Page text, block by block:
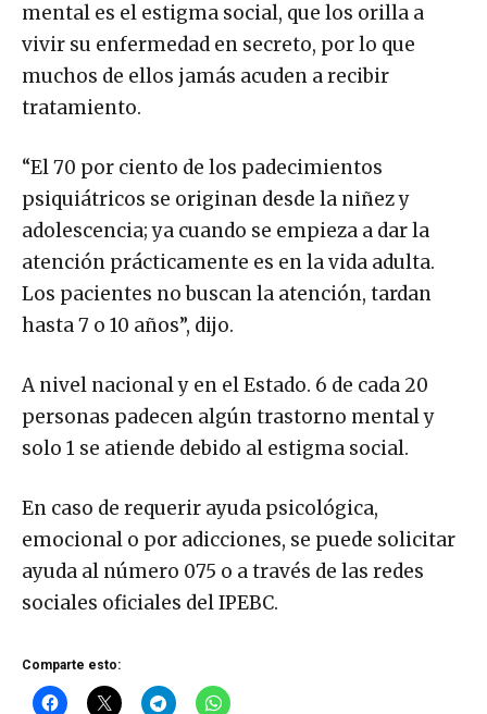
mental es el estigma social, que los orilla a
vivir su enfermedad en secreto, por lo que
muchos de ellos jamás acuden a recibir
tratamiento.
“El 70 por ciento de los padecimientos
psiquiátricos se originan desde la niñez y
adolescencia; ya cuando se empieza a dar la
atención prácticamente es en la vida adulta.
Los pacientes no buscan la atención, tardan
hasta 7 o 10 años”, dijo.
A nivel nacional y en el Estado. 6 de cada 20
personas padecen algún trastorno mental y
solo 1 se atiende debido al estigma social.
En caso de requerir ayuda psicológica,
emocional o por adicciones, se puede solicitar
ayuda al número 075 o a través de las redes
sociales oficiales del IPEBC.
Comparte esto: